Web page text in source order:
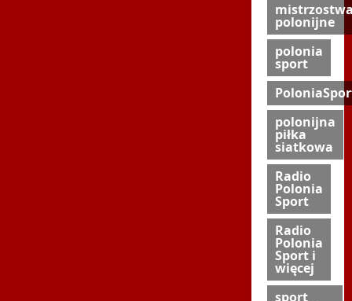
polonijne
polonia
sport
polonijna
piłka
siatkowa
Radio
Polonia
Sport
Radio
Polonia
Sport i
więcej
sport